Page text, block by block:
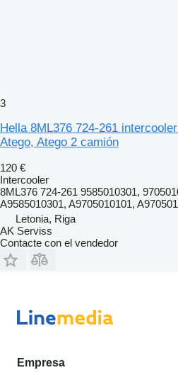
3
Hella 8ML376 724-261
Atego, Atego 2 camión
120 €
Intercooler
8ML376 724-261 9585010301,
A9585010301, A9705010101,
Letonia, Riga
AK Serviss
Contacte con el vendedor
Empresa